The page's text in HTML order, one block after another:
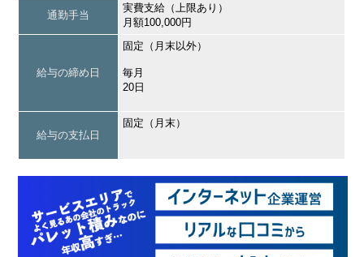
通勤手当
実費支給（上限あり）
月額100,000円
給与の締め日
固定（月末以外）
毎月
20日
給与の支払日
固定（月末）